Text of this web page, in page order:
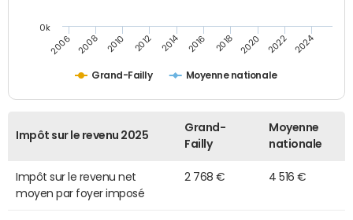
Grand-Failly Moyenne nationale
2006 2008 2010 2012 2014 2016 2018 2020 2022 2024
0k
Impôt sur le revenu 2025
Grand-
Failly
Moyenne
nationale
Impôt sur le revenu net
moyen par foyer imposé
2 768 € 4 516 €